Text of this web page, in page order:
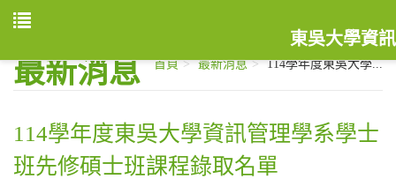
東吳大學資
最新消息 首頁 最新消息 114學年度東吳大學...
114學年度東吳大學資訊管理學系學士
班先修碩士班課程錄取名單